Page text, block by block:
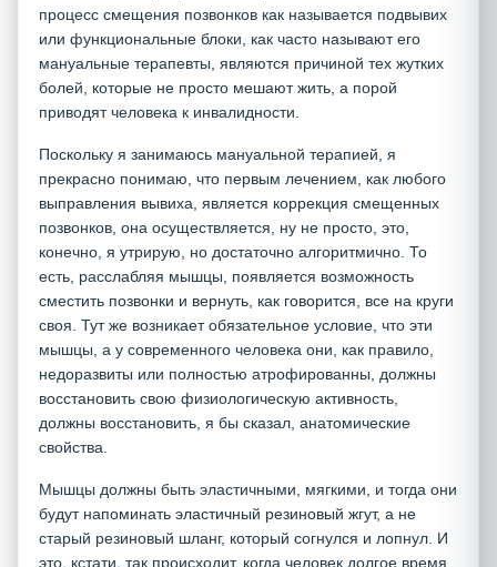
процесс смещения позвонков как называется подвывих
или функциональные блоки, как часто называют его
мануальные терапевты, являются причиной тех жутких
болей, которые не просто мешают жить, а порой
приводят человека к инвалидности.
Поскольку я занимаюсь мануальной терапией, я
прекрасно понимаю, что первым лечением, как любого
выправления вывиха, является коррекция смещенных
позвонков, она осуществляется, ну не просто, это,
конечно, я утрирую, но достаточно алгоритмично. То
есть, расслабляя мышцы, появляется возможность
сместить позвонки и вернуть, как говорится, все на круги
своя. Тут же возникает обязательное условие, что эти
мышцы, а у современного человека они, как правило,
недоразвиты или полностью атрофированны, должны
восстановить свою физиологическую активность,
должны восстановить, я бы сказал, анатомические
свойства.
Мышцы должны быть эластичными, мягкими, и тогда они
будут напоминать эластичный резиновый жгут, а не
старый резиновый шланг, который согнулся и лопнул. И
это, кстати, так происходит, когда человек долгое время